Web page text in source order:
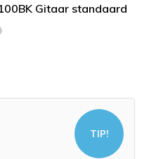
Gitaar standaard
TIP!